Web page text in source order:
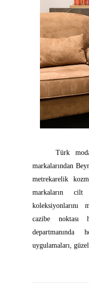
Türk moda
markalarından
metrekarelik
markaların
koleksiyonlarını
cazibe noktası
departmanında
uygulamaları,